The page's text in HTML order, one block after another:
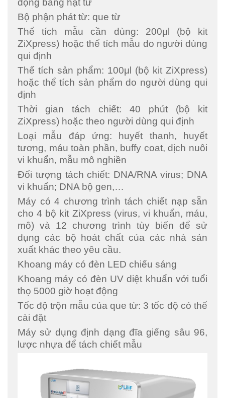
động bằng hạt từ
Bộ phận phát từ: que từ
Thể tích mẫu cần dùng: 200μl (bộ kit
ZiXpress) hoặc thể tích mẫu do người dùng
qui định
Thế tích sản phẩm: 100μl (bộ kit ZiXpress)
hoặc thể tích sản phẩm do người dùng qui
định
Thời gian tách chiết: 40 phút (bộ kit
ZiXpress) hoặc theo người dùng qui định
Loại mẫu đáp ứng: huyết thanh, huyết
tương, máu toàn phần, buffy coat, dịch nuôi
vi khuẩn, mẫu mô nghiền
Đối tượng tách chiết: DNA/RNA virus; DNA
vi khuẩn; DNA bộ gen,…
Máy có 4 chương trình tách chiết nạp sẵn
cho 4 bộ kit ZiXpress (virus, vi khuẩn, máu,
mô) và 12 chương trình tùy biến để sử
dụng các bộ hoát chất của các nhà sản
xuất khác theo yêu cầu.
Khoang máy có đèn LED chiếu sáng
Khoang máy có đèn UV diệt khuẩn với tuổi
thọ 5000 giờ hoạt động
Tốc độ trộn mẫu của que từ: 3 tốc độ có thể
cài đặt
Máy sử dụng định dạng đĩa giếng sâu 96,
lược nhựa để tách chiết mẫu